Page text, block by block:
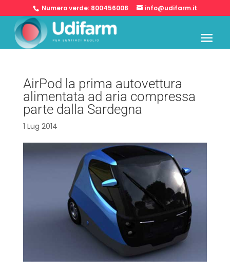
Numero verde: 800456008 info@udifarm.it
AirPod la prima autovettura
alimentata ad aria compressa
parte dalla Sardegna
1 Lug 2014